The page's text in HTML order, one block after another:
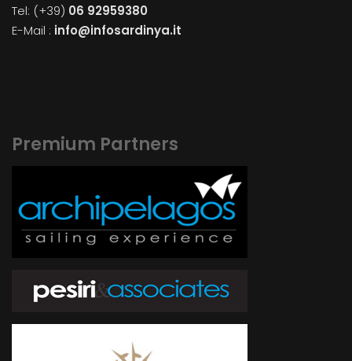
Tel: (+39) 06 92959380
E-Mail : info@infosardinya.it
Premium Partners